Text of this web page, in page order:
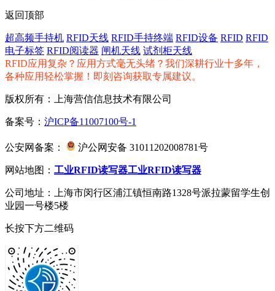
返回顶部
超高频手持机 RFID天线 RFID手持终端 RFID设备 RFID RFID
电子标签 RFID阅读器 闸机天线 试剂柜天线
RFID应用复杂？应用方式毫无头绪？我们深耕行业十多年，
各种应用轻松掌握！即刻咨询获取专属建议。
版权所有：上海营信信息技术有限公司
备案号： 沪ICP备11007100号-1
公安网备案： 沪公网安备 31011202008781号
网站地图： 工业RFID读写器工业RFID读写器
公司地址：上海市闵行区浦江镇恒南路1328号派拉蒙留学生创
业园一号楼5楼
长按下方二维码